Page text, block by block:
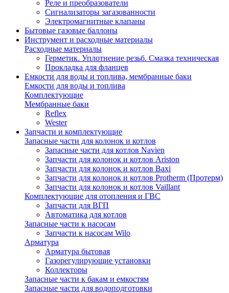
Реле и преобразователи
Сигнализаторы загазованности
Электромагнитные клапаны
Бытовые газовые баллоны
Инструмент и расходные материалы
Расходные материалы
Герметик. Уплотнение резьб. Смазка техническая
Прокладка для фланцев
Емкости для воды и топлива, мембранные баки
Емкости для воды и топлива
Комплектующие
Мембранные баки
Reflex
Wester
Запчасти и комплектующие
Запасные части для колонок и котлов
Запасные части для котлов Navien
Запчасти для колонок и котлов Ariston
Запчасти для колонок и котлов Baxi
Запчасти для колонок и котлов Protherm (Протерм)
Запчасти для колонок и котлов Vaillant
Комплектующие для отопления и ГВС
Запчасти для ВГП
Автоматика для котлов
Запасные части к насосам
Запчасти к насосам Wilo
Арматура
Арматура бытовая
Газорегулирующие установки
Коллекторы
Запасные части к бакам и емкостям
Запасные части для водоподготовки